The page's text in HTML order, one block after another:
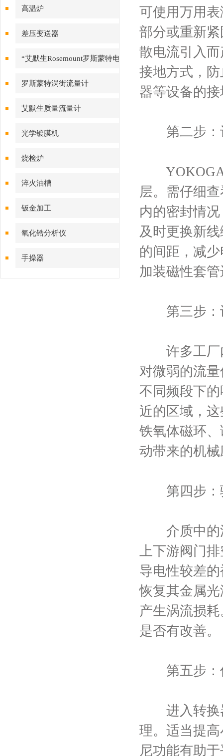
高温炉
差压变送器
“艾默生Rosemount罗斯蒙特电
磁流量计
罗斯蒙特涡街流量计
艾默生质量流量计
光学镀膜机
烧检炉
淬火油槽
钣金加工
氧化锆分析仪
手操器
可使用万用
部分或重新
散电流引入
接地方式，
器等设备的
第二步：
层。需仔细
内的密封情
及时更换新
的间距，减
加装磁性套
第三步：
许多工厂内
对微弱的流
不同频段下
近的区域，
铁氧体磁环
动带来的机
第四步：
介质中的沉
上下游阀门
导电性较差
恢复其金属
产生涡流损
是否有改善。
第五步：
进入转换器
理。适当提
尼功能有助